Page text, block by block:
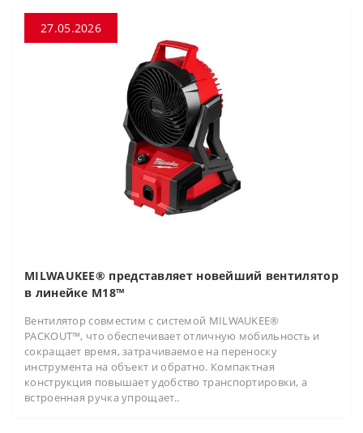
27.05.2026
MILWAUKEE® представляет новейший вентилятор
в линейке M18™
Вентилятор совместим с системой MILWAUKEE®
PACKOUT™, что обеспечивает отличную мобильность и
сокращает время, затрачиваемое на переноску
инструмента на объект и обратно. Компактная
конструкция повышает удобство транспортировки, а
встроенная ручка упрощает..